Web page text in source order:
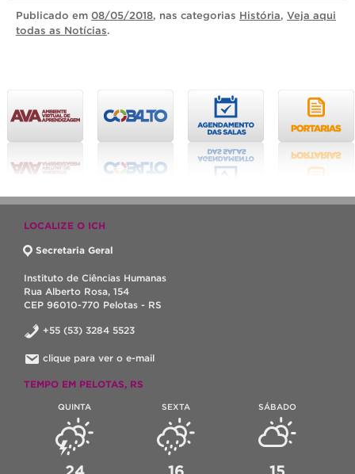
Publicado em 08/05/2018, nas categorias História, Veja aqui
todas as Notícias.
LOCALIZE O ICH
Secretaria Geral
Instituto de Ciências Humanas
Rua Alberto Rosa, 154
CEP 96010-770 Pelotas - RS
+55 (53) 3284 5523
clique para ver o e-mail
TEMPO EM PELOTAS, RS
QUINTA SEXTA SÁBADO